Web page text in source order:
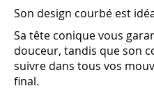
Son design courbé est
Sa tête conique vous
douceur, tandis que son
suivre dans tous vos
final.